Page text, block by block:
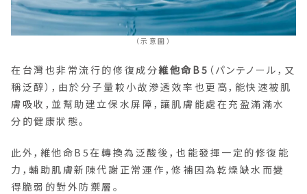
（示意圖）
在台灣也非常流行的修復成分維他命B5 （パンテノール，又
稱泛醇），由於分子量較小故滲透效率也更高，能快速被肌
膚吸收，並幫助建立保水屏障，讓肌膚能處在充盈滿滿水
分的健康狀態。
此外，維他命B5在轉換為泛酸後，也能發揮一定的修復能
力，輔助肌膚新陳代謝正常運作，修補因為乾燥缺水而變
得脆弱的對外防禦層。